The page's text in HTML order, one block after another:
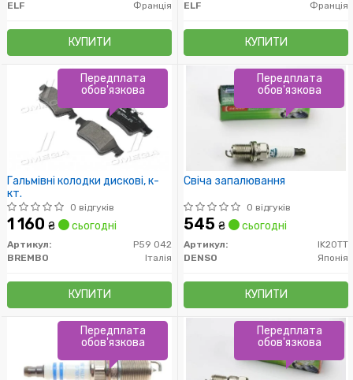
ELF
Франція
КУПИТИ
ELF
Франція
КУПИТИ
Гальмівні колодки дискові, к-
кт.
0 відгуків
1 160 ₴ сьогодні
Артикул:
P59 042
BREMBO
Італія
КУПИТИ
Передплата
обов'язкова
Свіча запалювання
0 відгуків
545 ₴ сьогодні
Артикул:
IK20TT
DENSO
Японія
КУПИТИ
Передплата
обов'язкова
Передплата
обов'язкова
Передплата
обов'язкова